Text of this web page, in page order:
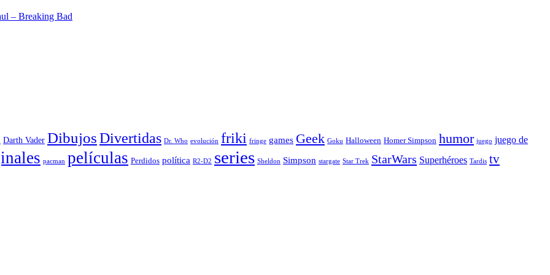
– Breaking Bad
Darth Vader DibujosDivertidas Dr. Who evolución friki fringe games Geek Goku Halloween Homer Simpson humor juego juego de
pacman películas Perdidos política R2-D2 series Sheldon Simpson stargate Star Trek StarWars Superhéroes Tardis tv